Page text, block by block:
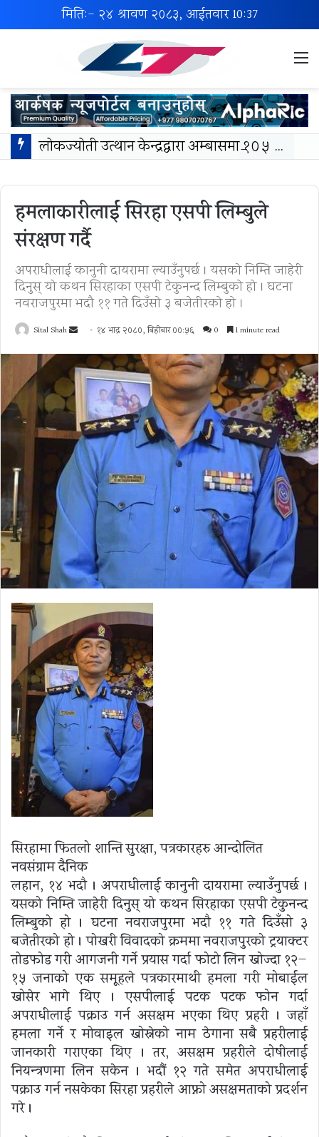
मिति:- २४ श्रावण २०८३, आईतवार10:37
लोकज्योती उत्थान केन्द्रद्वारा अम्बासमा १०५ विपन्न विद्यार्थीलाई शैक्षिक तथा खेलकुद सामग्री वितरण
हमलाकारीलाई सिरहा एसपी लिम्बुले
संरक्षण गर्दै
अपराधीलाई कानुनी दायरामा ल्याउँनुपर्छ । यसको निम्ति जाहेरी
दिनुस् यो कथन सिरहाका एसपी टेकुनन्द लिम्बुको हो । घटना
नवराजपुरमा भदौ ११ गते दिउँसो ३ बजेतीरको हो ।
Sital Shah
Send
email
१४ भाद्र २०८०, बिहीबार ००:५६ 0 1 minute read
सिरहामा फितलो शान्ति सुरक्षा, पत्रकारहरु आन्दोलित
नवसंग्राम दैनिक
लहान, १४ भदौ । अपराधीलाई कानुनी दायरामा ल्याउँनुपर्छ ।
यसको निम्ति जाहेरी दिनुस् यो कथन सिरहाका एसपी टेकुनन्द
लिम्बुको हो । घटना नवराजपुरमा भदौ ११ गते दिउँसो ३
बजेतीरको हो । पोखरी विवादको क्रममा नवराजपुरको ट्रयाक्टर
तोडफोड गरी आगजनी गर्ने प्रयास गर्दा फोटो लिन खोज्दा १२—
१५ जनाको एक समूहले पत्रकारमाथी हमला गरी मोबाईल
खोसेर भागे थिए । एसपीलाई पटक पटक फोन गर्दा
अपराधीलाई पक्राउ गर्न असक्षम भएका थिए प्रहरी । जहाँ
हमला गर्ने र मोवाइल खोस्नेको नाम ठेगाना सबै प्रहरीलाई
जानकारी गराएका थिए । तर, असक्षम प्रहरीले दोषीलाई
नियन्त्रणमा लिन सकेन । भदौं १२ गते समेत अपराधीलाई
पक्राउ गर्न नसकेका सिरहा प्रहरीले आफ्नो असक्षमताको प्रदर्शन
गरे ।